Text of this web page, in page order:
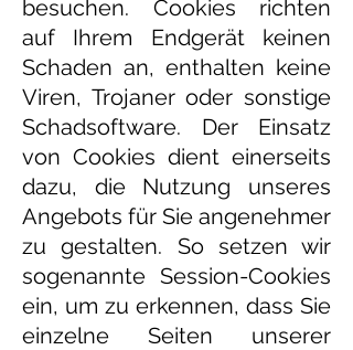
besuchen. Cookies richten
auf Ihrem Endgerät keinen
Schaden an, enthalten keine
Viren, Trojaner oder sonstige
Schadsoftware. Der Einsatz
von Cookies dient einerseits
dazu, die Nutzung unseres
Angebots für Sie angenehmer
zu gestalten. So setzen wir
sogenannte Session-Cookies
ein, um zu erkennen, dass Sie
einzelne Seiten unserer